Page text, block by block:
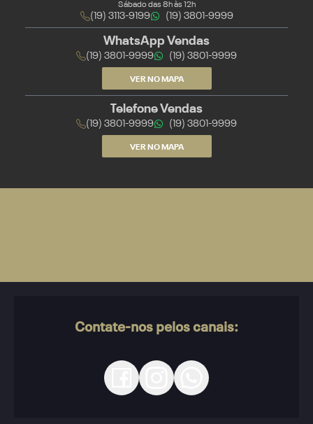
Sábado das 8h às 12h
(19) 3113-9199 (19) 3801-9999
WhatsApp Vendas
(19) 3801-9999 (19) 3801-9999
VER NO MAPA
Telefone Vendas
(19) 3801-9999 (19) 3801-9999
VER NO MAPA
Contate-nos pelos canais: